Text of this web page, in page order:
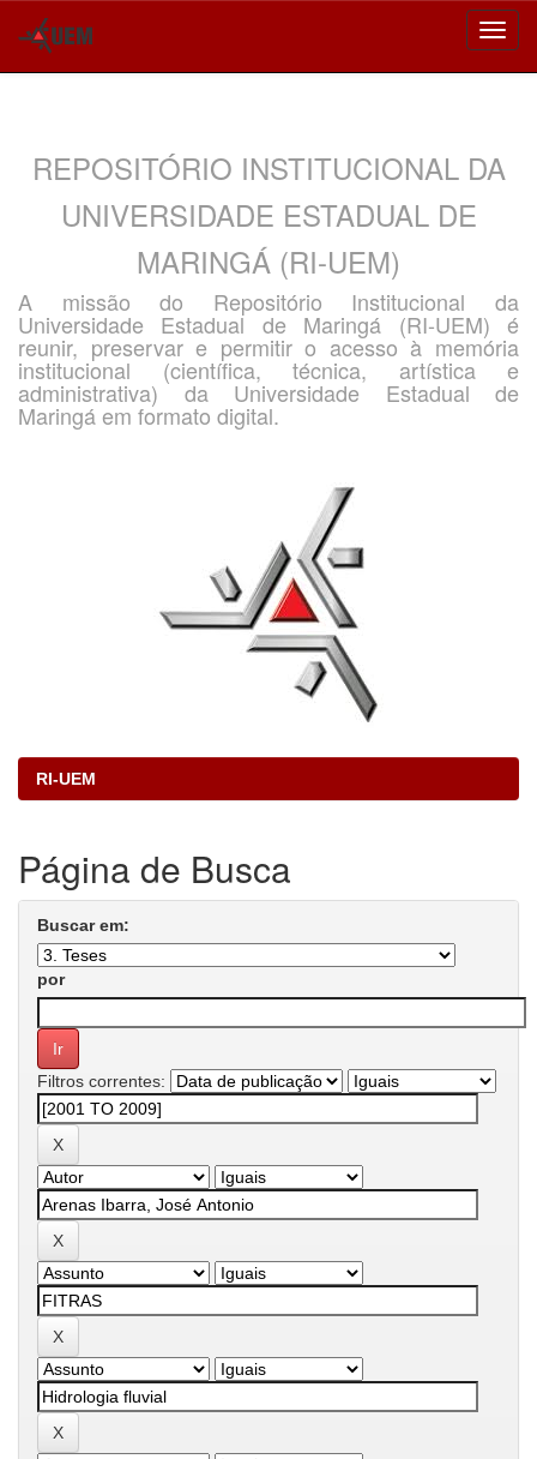
REPOSITÓRIO INSTITUCIONAL DA
UNIVERSIDADE ESTADUAL DE
MARINGÁ (RI-UEM)
A missão do Repositório Institucional da
Universidade Estadual de Maringá (RI-UEM) é
reunir, preservar e permitir o acesso à memória
institucional (científica, técnica, artística e
administrativa) da Universidade Estadual de
Maringá em formato digital.
RI-UEM
Página de Busca
Buscar em:
por
Filtros correntes: